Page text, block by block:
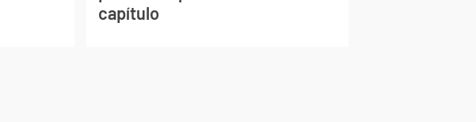
capítulo